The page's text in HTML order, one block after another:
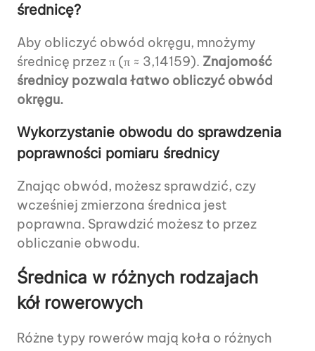
średnicę?
Aby obliczyć obwód okręgu, mnożymy
średnicę przez π (π ≈ 3,14159). Znajomość
średnicy pozwala łatwo obliczyć obwód
okręgu.
Wykorzystanie obwodu do sprawdzenia
poprawności pomiaru średnicy
Znając obwód, możesz sprawdzić, czy
wcześniej zmierzona średnica jest
poprawna. Sprawdzić możesz to przez
obliczanie obwodu.
Średnica w różnych rodzajach
kół rowerowych
Różne typy rowerów mają koła o różnych